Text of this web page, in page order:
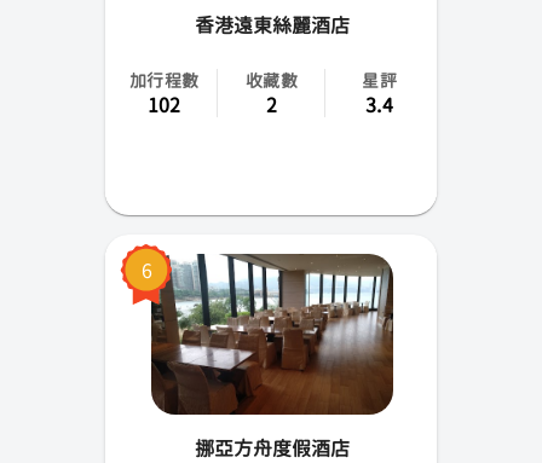
香港遠東絲麗酒店
加行程數
102
收藏數
2
星評
3.4
6
挪亞方舟度假酒店